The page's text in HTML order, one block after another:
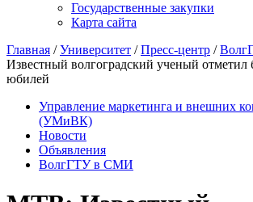
Государственные закупки
Карта сайта
Главная /Университет /Пресс-центр /
Известный волгоградский ученый отметил
юбилей
Управление маркетинга и внешних
(УМиВК)
Новости
Объявления
ВолгГТУ в СМИ